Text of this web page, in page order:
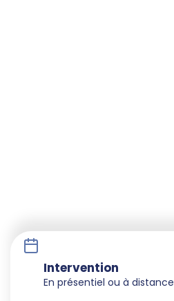
Intervention
En présentiel ou à distance